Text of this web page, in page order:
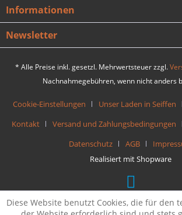
Informationen
Newsletter
* Alle Preise inkl. gesetzl. Mehrwertsteuer zzgl.
Nachnahmegebühren, wenn nicht anders
Cookie-Einstellungen Unser Laden in Seiffen
Kontakt
Versand und Zahlungsbedingungen
Datenschutz
AGB
Realisiert mit Shopware
Diese Website benutzt Cookies, die für den